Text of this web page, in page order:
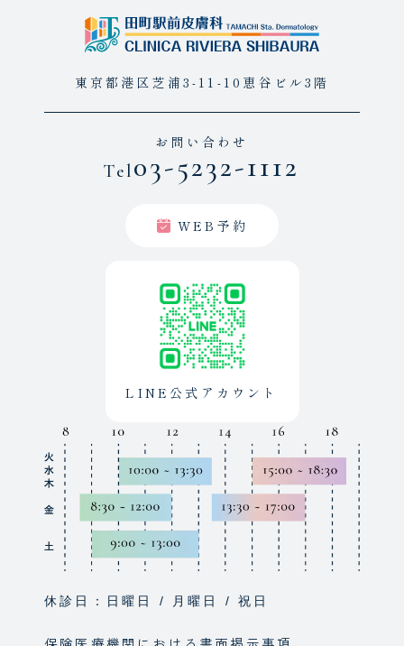
お問い合わせ
Tel03-5232-1112
WEB予約
LINE公式アカウント
東京都港区芝浦3-11-10恵谷ビル3階
休診日：日曜日 / 月曜日 / 祝日